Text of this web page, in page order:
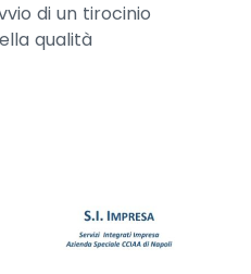
di un tirocinio
qualità